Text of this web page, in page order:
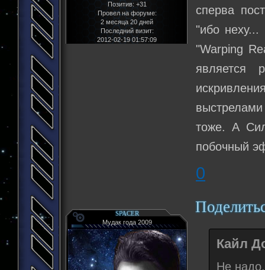
Позитив: +31
Провел на форуме:
2 месяца 20 дней
Последний визит:
2012-02-19 01:57:09
сперва
"ибо
"Warping
является
тоже. А
побочный
0
SPACER
Мудак года 2009
Кайл
Не